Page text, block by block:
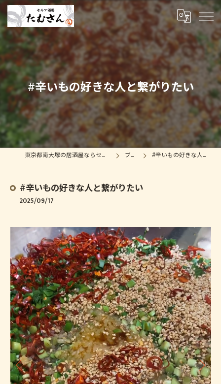
#辛いもの好きな人と繋がりたい
東京都南大塚の居酒屋ならセルフ酒場たむさん ブログ #辛いもの好きな人と繋がりたい
#辛いもの好きな人と繋がりたい
2025/09/17